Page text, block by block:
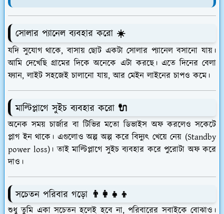
সোলার প্যানেল ব্যবহার করো ☀️
যদি সুযোগ থাকে, বাসায় ছোট একটা সোলার প্যানেল বসানো যায়।
আমি দেখেছি গ্রামের দিকে অনেকে এটা করছে। এতে দিনের বেলা
ফ্যান, লাইট সহজেই চালানো যায়, আর মেইন লাইনের চাপও কমে।
মাল্টিপ্লাগে সুইচ ব্যবহার করো 🔌
অনেক সময় চার্জার বা টিভির মতো ডিভাইস অফ করলেও সকেটে
প্লাগ ইন থাকে। এগুলোও অল্প অল্প করে বিদ্যুৎ খেয়ে নেয় (Standby
power loss)। তাই মাল্টিপ্লাগে সুইচ ব্যবহার করে পুরোটা অফ করে
দাও।
সচেতন পরিবার গড়ো 👨‍👩‍👧‍👦
শুধু তুমি একা সচেতন হলেই হবে না, পরিবারের সবাইকে বোঝাও।